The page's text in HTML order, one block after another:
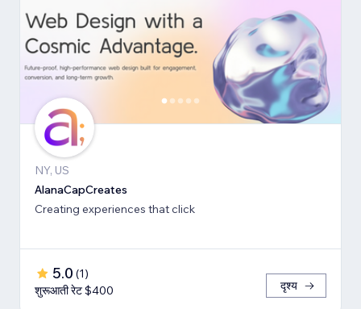
NY, US
AlanaCapCreates
Creating experiences that click
5.0 (1)
शुरूआती रेट $400
दृश्य